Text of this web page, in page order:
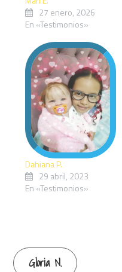
27 enero, 2026
En «Testimonios»
Dahiana P.
29 abril, 2023
En «Testimonios»
Continue
Gloria N.